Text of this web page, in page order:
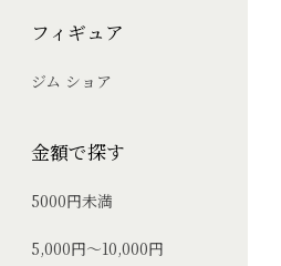
フィギュア
ジム ショア
金額で探す
5000円未満
5,000円～10,000円